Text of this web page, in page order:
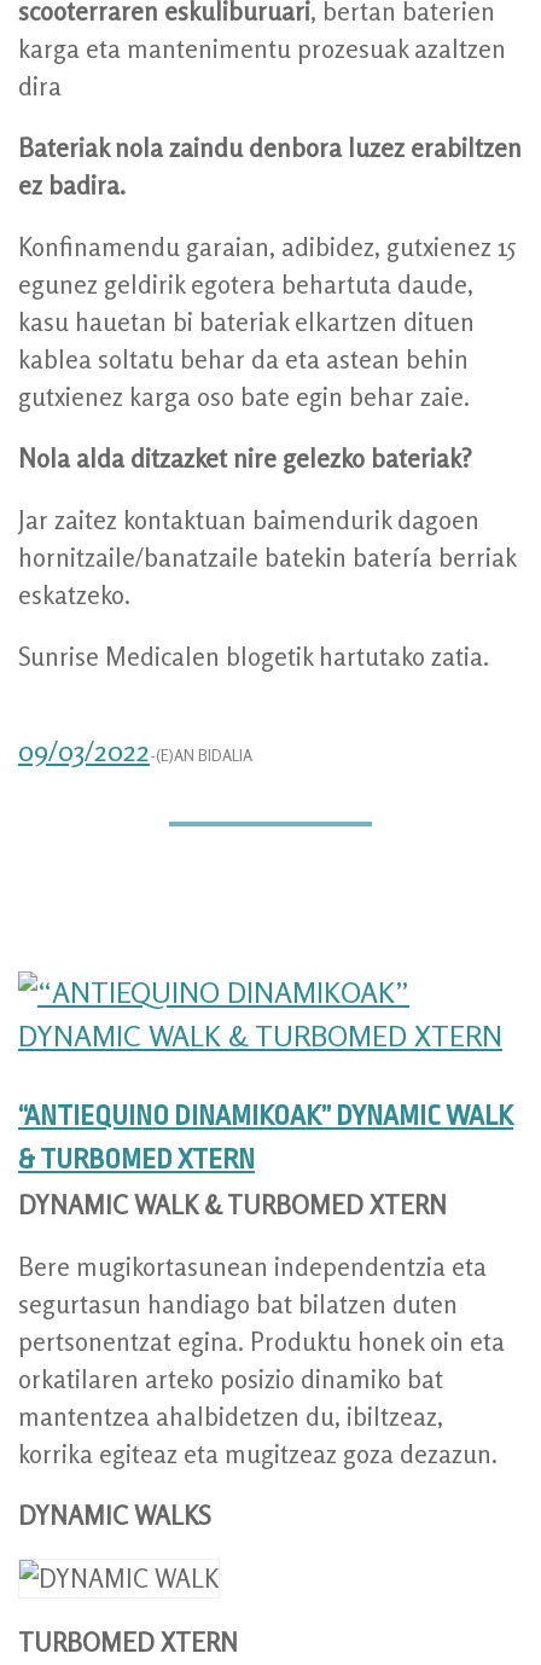
scooterraren eskuliburuari, bertan baterien
karga eta mantenimentu prozesuak azaltzen
dira
Bateriak nola zaindu denbora luzez erabiltzen
ez badira.
Konfinamendu garaian, adibidez, gutxienez 15
egunez geldirik egotera behartuta daude,
kasu hauetan bi bateriak elkartzen dituen
kablea soltatu behar da eta astean behin
gutxienez karga oso bate egin behar zaie.
Nola alda ditzazket nire gelezko bateriak?
Jar zaitez kontaktuan baimendurik dagoen
hornitzaile/banatzaile batekin batería berriak
eskatzeko.
Sunrise Medicalen blogetik hartutako zatia.
09/03/2022-(E)AN BIDALIA
“ANTIEQUINO DINAMIKOAK” DYNAMIC WALK
& TURBOMED XTERN
DYNAMIC WALK & TURBOMED XTERN
Bere mugikortasunean independentzia eta
segurtasun handiago bat bilatzen duten
pertsonentzat egina. Produktu honek oin eta
orkatilaren arteko posizio dinamiko bat
mantentzea ahalbidetzen du, ibiltzeaz,
korrika egiteaz eta mugitzeaz goza dezazun.
DYNAMIC WALKS
TURBOMED XTERN